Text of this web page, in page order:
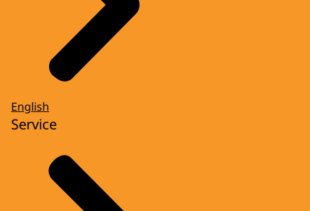
English
Service